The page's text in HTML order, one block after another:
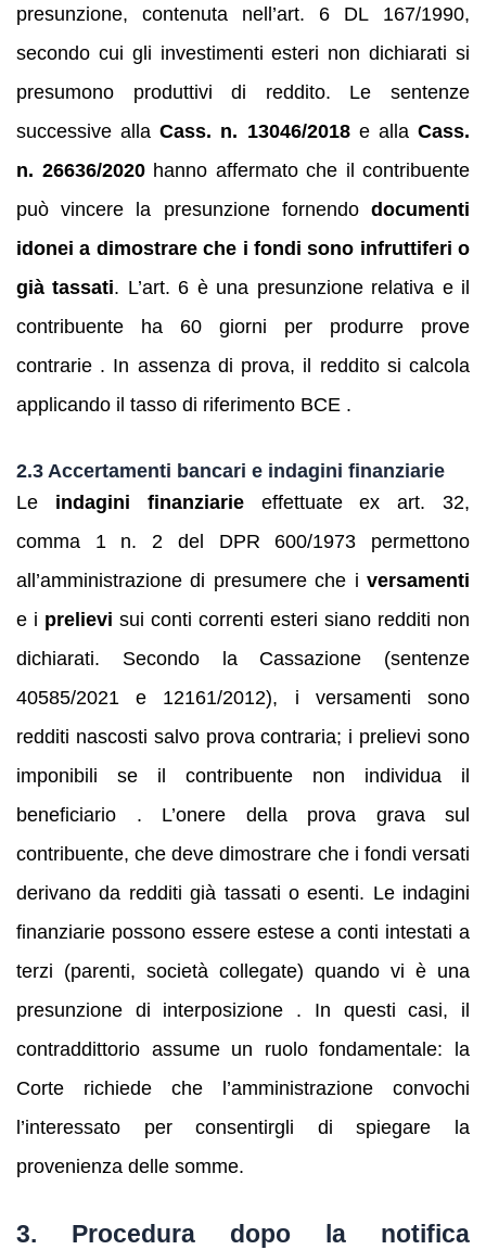
presunzione, contenuta nell’art. 6 DL 167/1990,
secondo cui gli investimenti esteri non dichiarati si
presumono produttivi di reddito. Le sentenze
successive allaCass. n. 13046/2018e allaCass.
n. 26636/2020hanno affermato che il contribuente
può vincere la presunzione fornendo documenti
idonei a dimostrare che i fondi sono infruttiferi o
già tassati. L’art. 6 è una presunzione relativa e il
contribuente ha 60 giorni per produrre prove
contrarie . In assenza di prova, il reddito si calcola
applicando il tasso di riferimento BCE .
2.3 Accertamenti bancari e indagini finanziarie
Le indagini finanziarieeffettuate ex art. 32,
comma 1 n. 2 del DPR 600/1973 permettono
all’amministrazione di presumere che i versamenti
e i prelievi sui conti correnti esteri siano redditi non
dichiarati. Secondo la Cassazione (sentenze
40585/2021 e 12161/2012), i versamenti sono
redditi nascosti salvo prova contraria; i prelievi sono
imponibili se il contribuente non individua il
beneficiario . L’onere della prova grava sul
contribuente, che deve dimostrare che i fondi versati
derivano da redditi già tassati o esenti. Le indagini
finanziarie possono essere estese a conti intestati a
terzi (parenti, società collegate) quando vi è una
presunzione di interposizione . In questi casi, il
contraddittorio assume un ruolo fondamentale: la
Corte richiede che l’amministrazione convochi
l’interessato per consentirgli di spiegare la
provenienza delle somme.
3. Procedura dopo la notifica